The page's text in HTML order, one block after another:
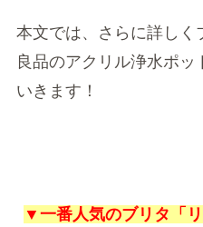
本文では、さらに詳しく
良品のアクリル浄水ポ
いきます！
▼一番人気のブリタ「